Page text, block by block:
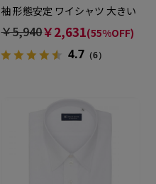
袖 形態安定 ワイシャツ 大きい
サイズ
￥5,940￥2,631(55%OFF)
4.7 （6）